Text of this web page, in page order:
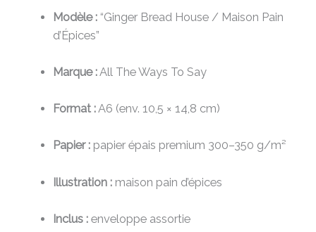
Modèle :“Ginger Bread House / Maison Pain
d’Épices”
Marque :All The Ways To Say
Format :A6 (env. 10,5 × 14,8 cm)
Papier :papier épais premium 300–350 g/m²
Illustration :maison pain d’épices
Inclus :enveloppe assortie